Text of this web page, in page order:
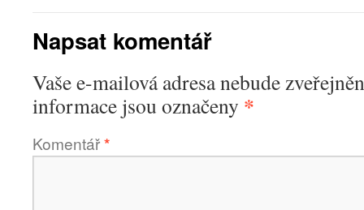
Napsat komentář
Vaše e-mailová adresa nebude
informace jsou označeny *
Komentář*